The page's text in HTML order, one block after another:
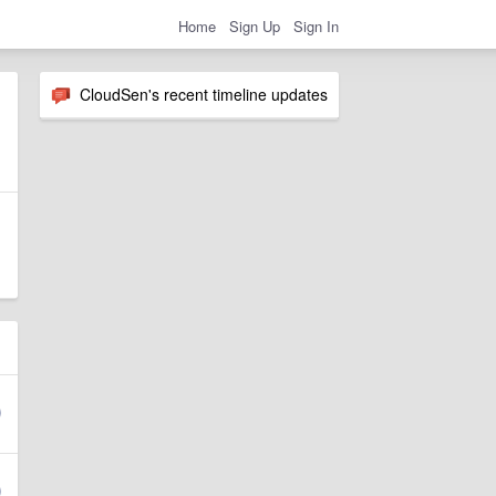
Home Sign Up Sign In
CloudSen's recent timeline updates